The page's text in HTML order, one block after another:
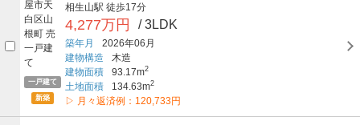
一戸建て
新築
相生山駅 徒歩17分
4,277万円 / 3LDK
築年月
2026年06月
建物構造
木造
建物面積
93.17m2
土地面積 134.63m2
▷ 月々返済例：120,733円